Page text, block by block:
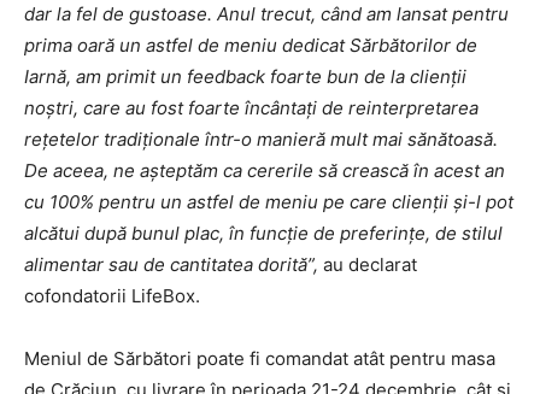
dar la fel de gustoase. Anul trecut, când am lansat pentru
prima oară un astfel de meniu dedicat Sărbătorilor de
Iarnă, am primit un feedback foarte bun de la clienții
noștri, care au fost foarte încântați de reinterpretarea
rețetelor tradiționale într-o manieră mult mai sănătoasă.
De aceea, ne așteptăm ca cererile să crească în acest an
cu 100% pentru un astfel de meniu pe care clienții și-l pot
alcătui după bunul plac, în funcție de preferințe, de stilul
alimentar sau de cantitatea dorită”, au declarat
cofondatorii LifeBox.
Meniul de Sărbători poate fi comandat atât pentru masa